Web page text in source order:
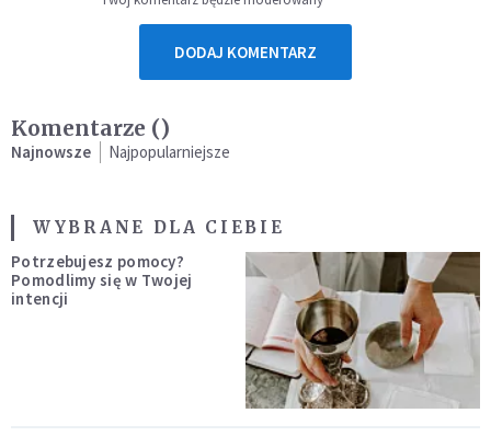
DODAJ KOMENTARZ
Komentarze ()
Najnowsze Najpopularniejsze
WYBRANE DLA CIEBIE
Potrzebujesz pomocy?
Pomodlimy się w Twojej
intencji